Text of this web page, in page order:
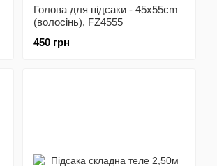
Голова для підсаки - 45x55cm
(волосінь), FZ4555
450 грн